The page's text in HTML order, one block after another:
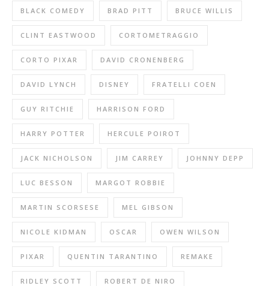
BLACK COMEDY BRAD PITT BRUCE WILLIS
CLINT EASTWOOD CORTOMETRAGGIO
CORTO PIXAR DAVID CRONENBERG
DAVID LYNCH DISNEY FRATELLI COEN
GUY RITCHIE HARRISON FORD
HARRY POTTER HERCULE POIROT
JACK NICHOLSON JIM CARREY JOHNNY DEPP
LUC BESSON MARGOT ROBBIE
MARTIN SCORSESE MEL GIBSON
NICOLE KIDMAN OSCAR OWEN WILSON
PIXAR QUENTIN TARANTINO REMAKE
RIDLEY SCOTT ROBERT DE NIRO